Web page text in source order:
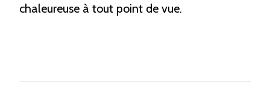
chaleureuse à tout point de vue.